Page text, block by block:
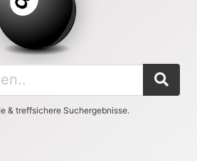
& treffsichere Suchergebnisse.